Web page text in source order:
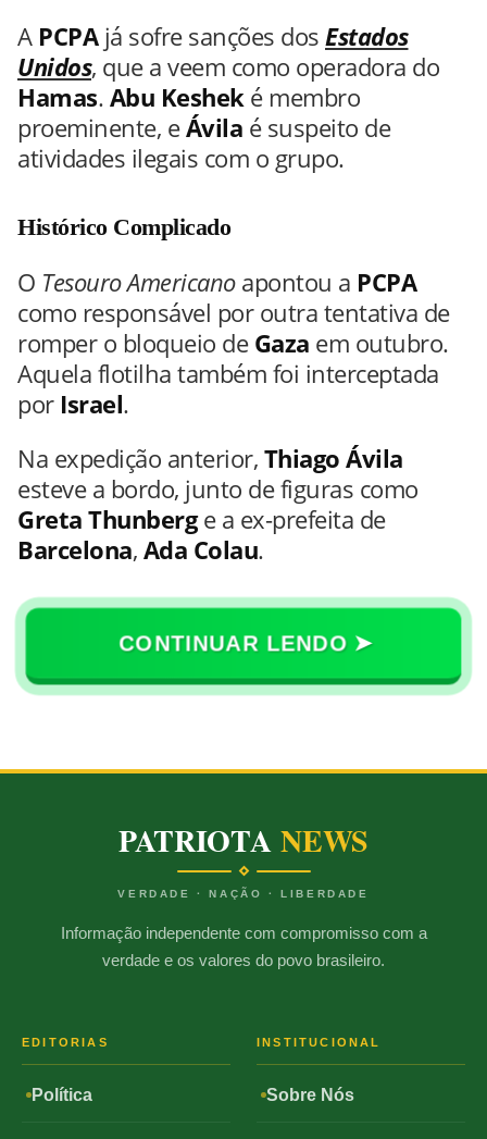
A PCPAjá sofre sanções dos Estados
Unidos, que a veem como operadora do
Hamas. Abu Kesheké membro
proeminente, eÁvila é suspeito de
atividades ilegais com o grupo.
Histórico Complicado
O Tesouro Americanoapontou a PCPA
como responsável por outra tentativa de
romper o bloqueio de Gaza em outubro.
Aquela flotilha também foi interceptada
por Israel.
Na expedição anterior, Thiago Ávila
esteve a bordo, junto de figuras como
Greta Thunberge a ex-prefeita de
Barcelona, Ada Colau.
CONTINUAR LENDO
PATRIOTANEWS
VERDADE · NAÇÃO · LIBERDADE
Informação independente com compromisso com a
verdade e os valores do povo brasileiro.
EDITORIAS
Política
INSTITUCIONAL
Sobre Nós